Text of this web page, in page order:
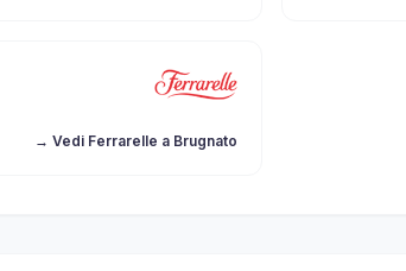
→ Vedi Ferrarelle a Brugnato